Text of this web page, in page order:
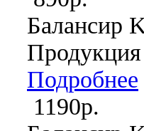
Балансир
Продукция
Подробнее
1190р.